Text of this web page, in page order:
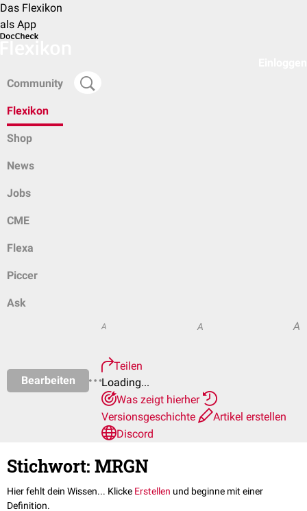
Das Flexikon
als App
Community
Flexikon
Shop
News
Jobs
CME
Flexa
Piccer
Ask
Bearbeiten
A A A
Teilen
Loading...
Was zeigt hierher
Versionsgeschichte
Artikel erstellen
Discord
Stichwort: MRGN
Hier fehlt dein Wissen... Klicke Erstellen und beginne mit einer
Definition.